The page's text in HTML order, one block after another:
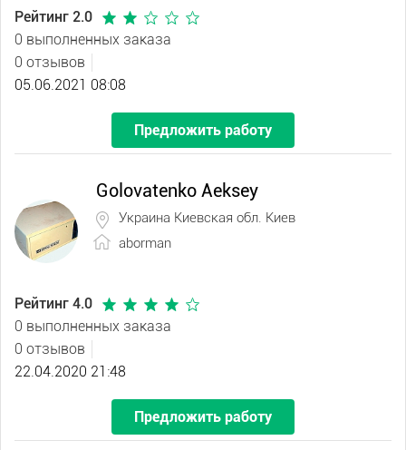
Рейтинг 2.0
0 выполненных заказа
0 отзывов
05.06.2021 08:08
Предложить работу
Golovatenko Aeksey
Украина Киевская обл. Киев
aborman
Рейтинг 4.0
0 выполненных заказа
0 отзывов
22.04.2020 21:48
Предложить работу